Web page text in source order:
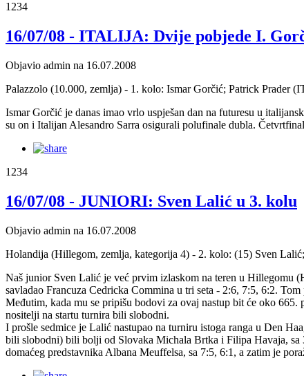
1234
16/07/08 - ITALIJA: Dvije pobjede I.
Objavio admin na 16.07.2008
Palazzolo (10.000, zemlja) - 1. kolo: Ismar Gorčić; Patrick Prader
Ismar Gorčić je danas imao vrlo uspješan dan na futuresu u
su on i Italijan Alesandro Sarra osigurali polufinale dubla.
1234
16/07/08 - JUNIORI: Sven Lalić u 3. kolu
Objavio admin na 16.07.2008
Holandija (Hillegom, zemlja, kategorija 4) - 2. kolo: (15) Sven
Naš junior Sven Lalić je već prvim izlaskom na teren u Hillegomu
savladao Francuza Cedricka Commina u tri seta - 2:6, 7:5, 6:2.
Međutim, kada mu se pripišu bodovi za ovaj nastup bit će oko
nositelji na startu turnira bili slobodni.
I prošle sedmice je Lalić nastupao na turniru istoga ranga u Den
bili slobodni) bili bolji od Slovaka Michala Brtka i Filipa Havaja, sa
domaćeg predstavnika Albana Meuffelsa, sa 7:5, 6:1, a zatim je